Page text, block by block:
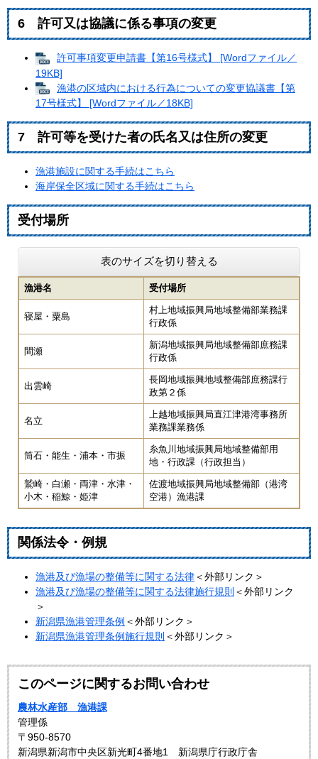
6 許可又は協議に係る事項の変更
許可事項変更申請書【第16号様式】 [Wordファイル／
19KB]
漁港の区域内における行為についての変更協議書【第
17号様式】 [Wordファイル／18KB]
7 許可等を受けた者の氏名又は住所の変更
漁港施設に関する手続はこちら
海岸保全区域に関する手続はこちら
受付場所
表のサイズを切り替える
漁港名 受付場所
寝屋・粟島
村上地域振興局地域整備部業務課
行政係
間瀬
新潟地域振興局地域整備部庶務課
行政係
出雲崎
長岡地域振興地域整備部庶務課行
政第２係
名立
上越地域振興局直江津港湾事務所
業務課業務係
筒石・能生・浦本・市振
糸魚川地域振興局地域整備部用
地・行政課（行政担当）
鷲崎・白瀬・両津・水津・
小木・稲鯨・姫津
佐渡地域振興局地域整備部（港湾
空港）漁港課
関係法令・例規
漁港及び漁場の整備等に関する法律＜外部リンク＞
漁港及び漁場の整備等に関する法律施行規則 ＜外部リンク
＞
新潟県漁港管理条例 ＜外部リンク＞
新潟県漁港管理条例施行規則 ＜外部リンク＞
このページに関するお問い合わせ
農林水産部 漁港課
管理係
〒950-8570
新潟県新潟市中央区新光町4番地1 新潟県庁行政庁舎